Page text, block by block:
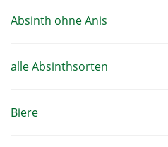
Absinth ohne Anis
alle Absinthsorten
Biere